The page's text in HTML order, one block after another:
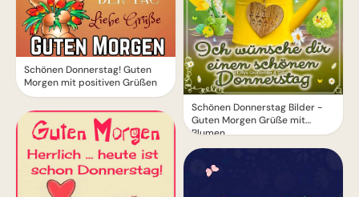
Schönen Donnerstag! Guten
Morgen mit positiven Grüßen
Schönen Donnerstag Bilder -
Guten Morgen Grüße mit
Blumen